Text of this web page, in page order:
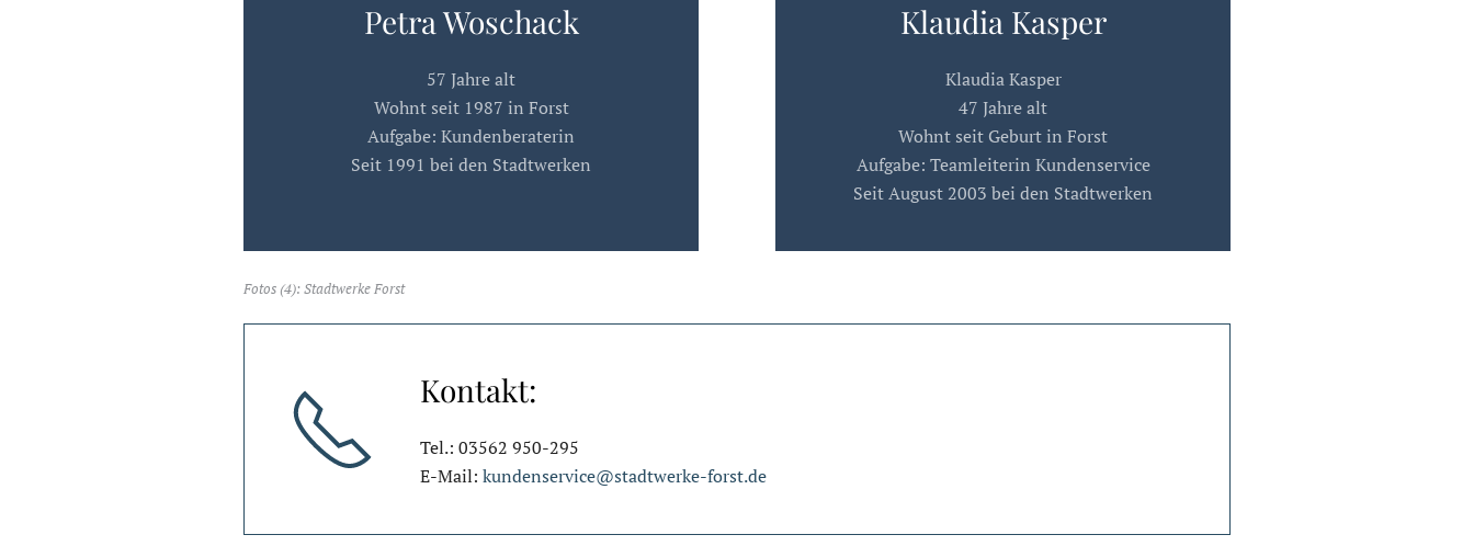
Petra Woschack
57 Jahre alt
Wohnt seit 1987 in Forst
Aufgabe: Kundenberaterin
Seit 1991 bei den Stadtwerken
Klaudia Kasper
Klaudia Kasper
47 Jahre alt
Wohnt seit Geburt in Forst
Aufgabe: Teamleiterin Kundenservice
Seit August 2003 bei den Stadtwerken
Fotos (4): Stadtwerke Forst
Kontakt:
Tel.: 03562 950-295
E-Mail: kundenservice@stadtwerke-forst.de